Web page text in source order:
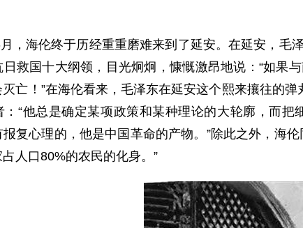
海伦终于历经重重磨难来到了延安。在延安，毛
救国十大纲领，目光炯炯，慷慨激昂地说：“如果
亡！”在海伦看来，毛泽东在延安这个熙来攘往的
：“他总是确定某项政策和某种理论的大轮廓，而
复心理的，他是中国革命的产物。”除此之外，海
人口80%的农民的化身。”